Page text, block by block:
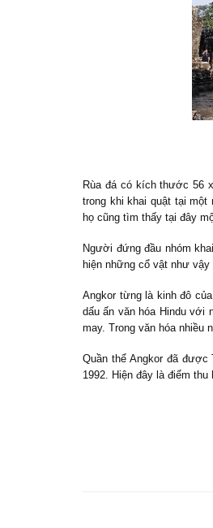
Rùa đá có kích thước 56
trong khi khai quật tại một
họ cũng tìm thấy tại đây
Người đứng đầu nhóm
hiện những cổ vật như
Angkor từng là kinh đô
dấu ấn văn hóa Hindu với
may. Trong văn hóa
Quần thể Angkor đã được
1992. Hiện đây là điểm